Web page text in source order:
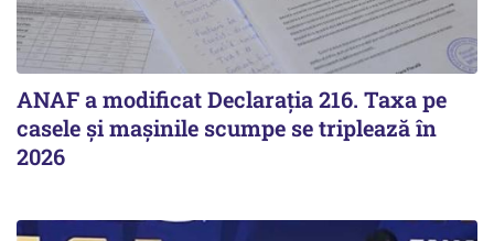
ANAF a modificat Declarația 216. Taxa pe
casele și mașinile scumpe se triplează în
2026